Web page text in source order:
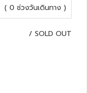
( 0 ช่วงวันเดินทาง )
/ SOLD OUT